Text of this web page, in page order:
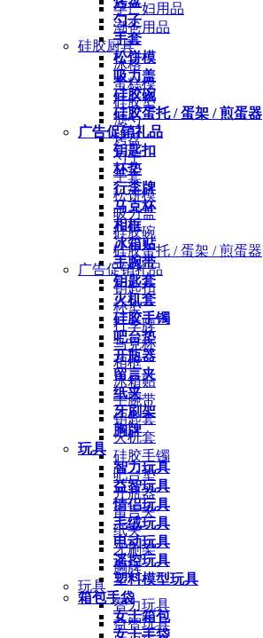
勺子
手套
松饼模
吸力盖
硅胶碗
硅胶蛋托 / 蛋架 / 煎蛋器
广告促销礼品
钥匙扣
杯垫
行李牌
马克杯
相框
冰箱贴
手腕带
钥匙套
火机套
硅胶手镯
吧台垫
开瓶器
留言夹
纸夹
牙刷架
胸牌
玩具
智力玩具
益智玩具
情侣玩具
毛绒玩具
电动玩具
遥控玩具
塑料模型玩具
箱包手袋
女士箱包
女士手袋
孕产妇用品
潮爸用品
硅胶厨具
冰格
蛋糕模
硅胶垫
滤勺
烤盘
勺子
手套
松饼模
吸力盖
硅胶碗
硅胶蛋托 / 蛋架 / 煎蛋器
广告促销礼品
钥匙扣
杯垫
行李牌
马克杯
相框
冰箱贴
手腕带
钥匙套
火机套
硅胶手镯
吧台垫
开瓶器
留言夹
纸夹
牙刷架
胸牌
玩具
智力玩具
益智玩具